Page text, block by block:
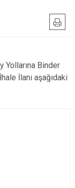
Yollarına Binder
İlanı aşağıdaki